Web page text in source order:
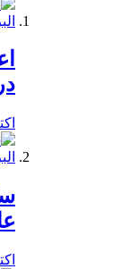
اکتبر
اکتبر